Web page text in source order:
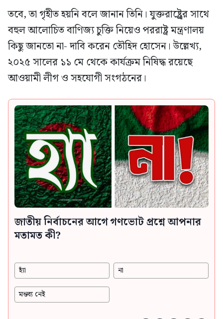
তবে, তা গৃহীত হয়নি বলে জানান তিনি। যুক্তরাষ্ট্র্রের সাথে
বহুল আলোচিত বাণিজ্য চুক্তি নিয়েও পররাষ্ট্র মন্ত্রণালয়
কিছু জানতো না- দাবি করেন তৌহিদ হোসেন। উল্লেখ্য,
২০২৫ সালের ১১ মে থেকে কার্যক্রম নিষিদ্ধ রয়েছে
আওয়ামী লীগ ও সহযোগী সংগঠনের।
জাতীয় নির্বাচনের আগে গণভোট প্রশ্নে আপনার
মতামত কী?
হ্যাঁ না
মন্তব্য নেই